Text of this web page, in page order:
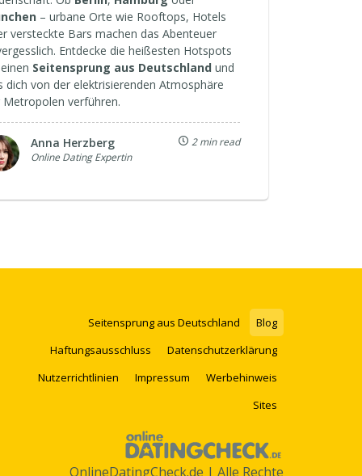
– urbane Orte wie Rooftops, Hotels
versteckte Bars machen das Abenteuer
Entdecke die heißesten Hotspots
Seitensprung aus Deutschland und
dich von der elektrisierenden Atmosphäre
Metropolen verführen.
Anna Herzberg
Online Dating Expertin
2 min read
Seitensprung aus Deutschland
Blog
Haftungsausschluss
Datenschutzerklärung
Nutzerrichtlinien
Impressum
Werbehinweis
Sites
OnlineDatingCheck.de | Alle Rechte